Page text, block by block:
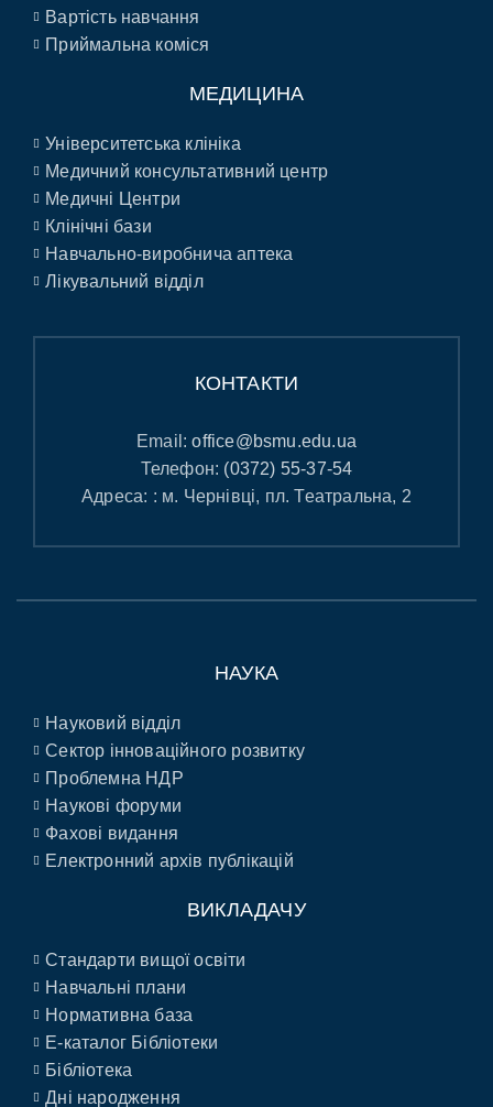
Вартість навчання
Приймальна коміся
МЕДИЦИНА
Університетська клініка
Медичний консультативний центр
Медичні Центри
Клінічні бази
Навчально-виробнича аптека
Лікувальний відділ
КОНТАКТИ
Email:office@bsmu.edu.ua
Телефон: (0372) 55-37-54
Адреса: : м. Чернівці, пл. Театральна, 2
НАУКА
Науковий відділ
Сектор інноваційного розвитку
Проблемна НДР
Наукові форуми
Фахові видання
Електронний архів публікацій
ВИКЛАДАЧУ
Стандарти вищої освіти
Навчальні плани
Нормативна база
E-каталог Бібліотеки
Бібліотека
Дні народження